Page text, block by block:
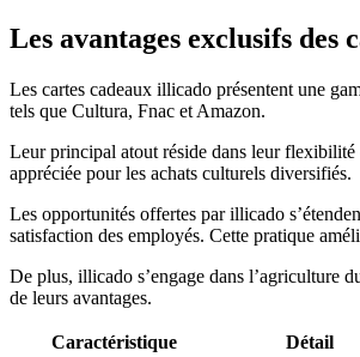
Les avantages exclusifs des
Les cartes cadeaux illicado présentent une
tels que Cultura, Fnac et Amazon.
Leur principal atout réside dans leur flexibilité
appréciée pour les achats culturels diversifiés.
Les opportunités offertes par illicado
satisfaction des employés. Cette pratique
De plus, illicado s’engage dans l’agriculture
de leurs avantages.
Caractéristique
Détail